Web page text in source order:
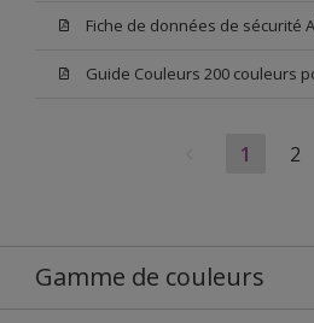
Guide Couleurs 200 couleurs
1 2
Gamme de couleurs